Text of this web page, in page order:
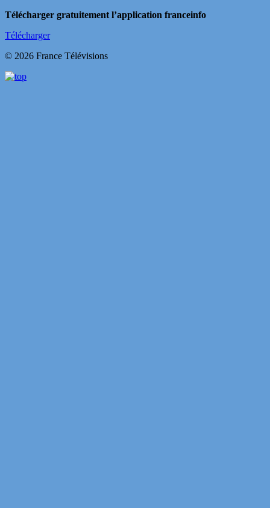
Télécharger gratuitement l’application franceinfo
Télécharger
© 2026 France Télévisions